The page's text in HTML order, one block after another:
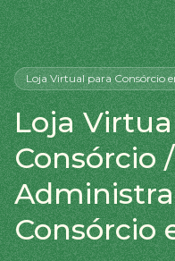
Loja Virtualpara Consórcio
Loja
Consórcio /
Consórcio